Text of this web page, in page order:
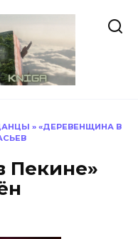
» «ДЕРЕВЕНЩИНА В
Пекине»